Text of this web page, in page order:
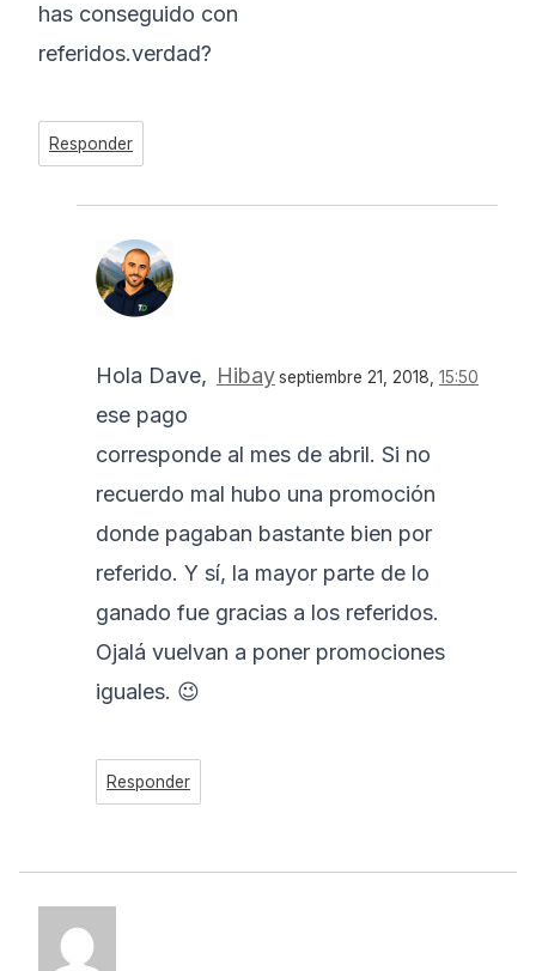
has conseguido con
referidos.verdad?
Responder
Hibayseptiembre 21, 2018, 15:50
Hola Dave,
ese pago
corresponde al mes de abril. Si no
recuerdo mal hubo una promoción
donde pagaban bastante bien por
referido. Y sí, la mayor parte de lo
ganado fue gracias a los referidos.
Ojalá vuelvan a poner promociones
iguales. 😉
Responder